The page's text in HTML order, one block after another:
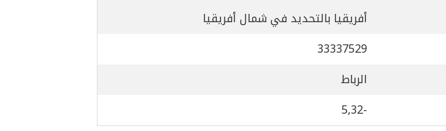
أفريقيا بالتحديد في شمال أفريقيا
33337529
الرباط
-5,32